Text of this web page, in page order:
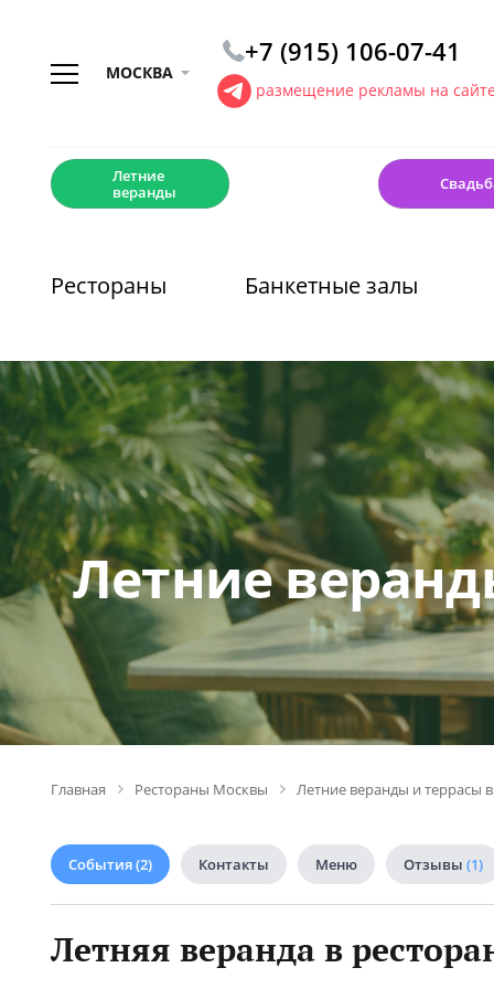
МОСКВА
+7 (915) 106-07-41
размещение рекламы на
Летние
веранды
Рестораны Банкетные залы
Летние
Главная Рестораны Москвы Летние веранды и террасы
События(2) Контакты Меню Отзывы (1)
Летняя веранда в